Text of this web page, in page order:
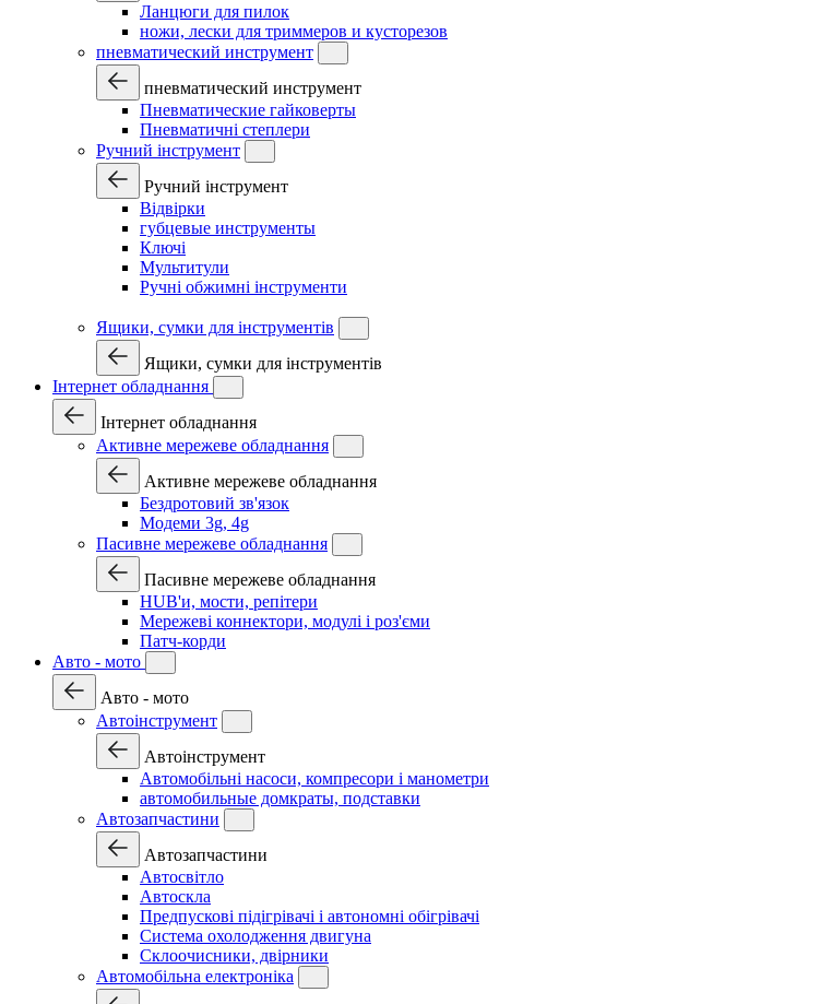
Ланцюги для пилок
ножи, лески для триммеров и кусторезов
пневматический инструмент
пневматический инструмент
Пневматические гайковерты
Пневматичні степлери
Ручний інструмент
Ручний інструмент
Відвірки
губцевые инструменты
Ключі
Мультитули
Ручні обжимні інструменти
Ящики, сумки для інструментів
Ящики, сумки для інструментів
Інтернет обладнання
Інтернет обладнання
Активне мережеве обладнання
Активне мережеве обладнання
Бездротовий зв'язок
Модеми 3g, 4g
Пасивне мережеве обладнання
Пасивне мережеве обладнання
HUB'и, мости, репітери
Мережеві коннектори, модулі і роз'єми
Патч-корди
Авто - мото
Авто - мото
Автоінструмент
Автоінструмент
Автомобільні насоси, компресори і манометри
автомобильные домкраты, подставки
Автозапчастини
Автозапчастини
Автосвітло
Автоскла
Предпускові підігрівачі і автономні обігрівачі
Система охолодження двигуна
Склоочисники, двірники
Автомобільна електроніка